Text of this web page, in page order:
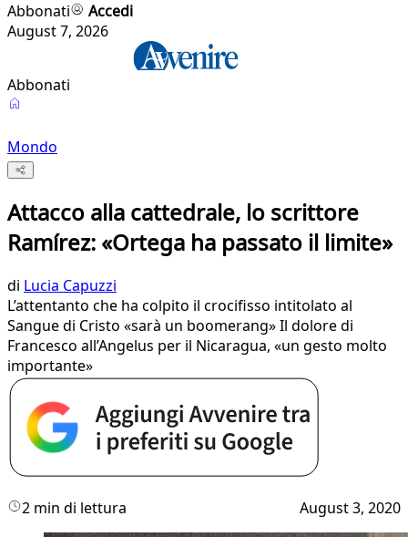
Abbonati
Accedi
August 7, 2026
Abbonati
Mondo
Attacco alla cattedrale, lo scrittore
Ramírez: «Ortega ha passato il limite»
di Lucia Capuzzi
L’attentanto che ha colpito il crocifisso intitolato al
Sangue di Cristo «sarà un boomerang» Il dolore di
Francesco all’Angelus per il Nicaragua, «un gesto molto
importante»
2 min di lettura August 3, 2020